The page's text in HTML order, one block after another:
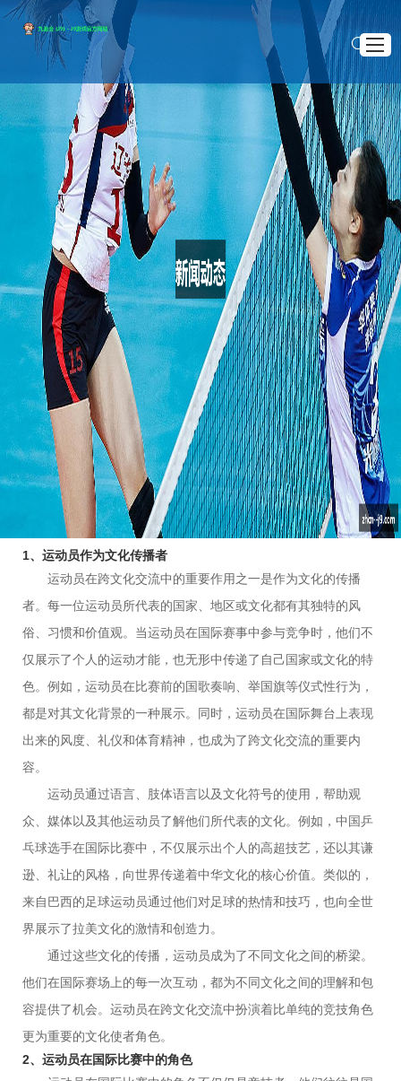
关于J9
产品展示
新闻动态
服务宗旨
交流J9.COM
首页> 新闻动态 >
运动员在跨文化交流中的角色与挑战：促进国际理解与合作的桥梁
运动员在跨文化交流中的角色与挑战：促进国际理
解与合作的桥梁
2025 .11 .23
随着全球化进程的加快，跨文化交流日益成为国际合作的重
要途径。运动员作为在全球范围内具有广泛影响力的群体，其在
促进跨文化理解与合作中的作用不容小觑。本文将从四个方面深
入探讨运动员在跨文化交流中的角色与挑战，重点分析他们如何
成为促进国际理解与合作的桥梁。这四个方面分别是：运动员作
为文化传播者、运动员在国际比赛中的角色、运动员如何应对跨
文化冲突，以及运动员在促进全球团结中的责任与挑战。通过对
这些方面的探讨，本文力求揭示运动员如何通过自身的行为和交
流，推动全球范围内的文化理解、合作与和平。
1、运动员作为文化传播者
运动员在跨文化交流中的重要作用之一是作为文化的传播
者。每一位运动员所代表的国家、地区或文化都有其独特的风
俗、习惯和价值观。当运动员在国际赛事中参与竞争时，他们不
仅展示了个人的运动才能，也无形中传递了自己国家或文化的特
色。例如，运动员在比赛前的国歌奏响、举国旗等仪式性行为，
都是对其文化背景的一种展示。同时，运动员在国际舞台上表现
出来的风度、礼仪和体育精神，也成为了跨文化交流的重要内
容。
运动员通过语言、肢体语言以及文化符号的使用，帮助观
众、媒体以及其他运动员了解他们所代表的文化。例如，中国乒
乓球选手在国际比赛中，不仅展示出个人的高超技艺，还以其谦
逊、礼让的风格，向世界传递着中华文化的核心价值。类似的，
来自巴西的足球运动员通过他们对足球的热情和技巧，也向全世
界展示了拉美文化的激情和创造力。
通过这些文化的传播，运动员成为了不同文化之间的桥梁。
他们在国际赛场上的每一次互动，都为不同文化之间的理解和包
容提供了机会。运动员在跨文化交流中扮演着比单纯的竞技角色
更为重要的文化使者角色。
2、运动员在国际比赛中的角色